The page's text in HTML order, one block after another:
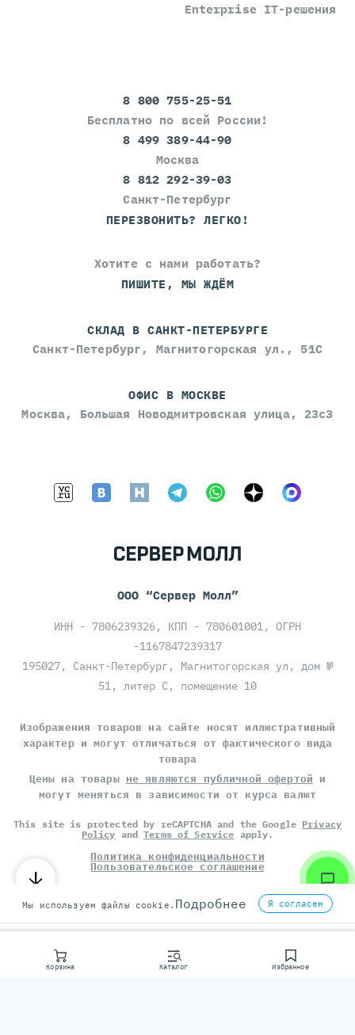
Корзина Каталог Избранное
Enterprise IT-решения
8 800 755-25-51
Бесплатно по всей России!
8 499 389-44-90
Москва
8 812 292-39-03
Санкт-Петербург
ПЕРЕЗВОНИТЬ? ЛЕГКО!
Хотите с нами работать?
ПИШИТЕ, МЫ ЖДЁМ
СКЛАД В САНКТ-ПЕТЕРБУРГЕ
Санкт-Петербург, Магнитогорская ул., 51С
ОФИС В МОСКВЕ
Москва, Большая Новодмитровская улица, 23с3
ООО “Сервер Молл”
ИНН - 7806239326, КПП - 780601001, ОГРН
-1167847239317
195027, Санкт-Петербург, Магнитогорская ул, дом №
51, литер С, помещение 10
Изображения товаров на сайте носят иллюстративный
характер и могут отличаться от фактического вида
товара
Цены на товары не являются публичной офертой и
могут меняться в зависимости от курса валют
This site is protected by reCAPTCHA and the Google Privacy
Policy andTerms of Service apply.
Политика конфиденциальности
Пользовательское соглашение
©СЕРВЕР МОЛЛ, 2014-2026
Мы используем файлы cookie. Подробнее Я согласен